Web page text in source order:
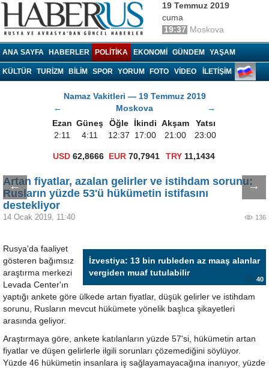
Haberrus.com
19 Temmuz 2019
cuma
19:37 Moskova
ANA SAYFA HABERLER POLITIKA EKONOMI GÜNDEM YAŞAM
KÜLTÜR TURIZM BILIM SPOR YORUM FOTO VIDEO İLETİŞİM
Namaz Vakitleri — 19 Temmuz 2019
←
Moskova
→
Ezan Güneş Öğle İkindi Akşam
Yatsı
2:11
4:11 12:37 17:00 21:00 23:00
USD 62,8666 EUR 70,7941 TRY 11,1434
← →
Artan fiyatlar, azalan gelirler ve istihdam sorunu:
Rusların yüzde 53'ü hükümetin istifasını
destekliyor
14 Ocak 2019, 11:40 136
İzvestiya: 13 bin rubleden az maaş alanlar
vergiden muaf tutulabilir
40
Rusya'da faaliyet
gösteren bağımsız
araştırma merkezi
Levada Center'ın
yaptığı ankete göre ülkede artan fiyatlar, düşük gelirler ve istihdam
sorunu, Rusların mevcut hükümete yönelik başlıca şikayetleri
arasında geliyor.
Araştırmaya göre, ankete katılanların yüzde 57'si, hükümetin artan
fiyatlar ve düşen gelirlerle ilgili sorunları çözemediğini söylüyor.
Yüzde 46 hükümetin insanlara iş sağlayamayacağına inanıyor, yüzde